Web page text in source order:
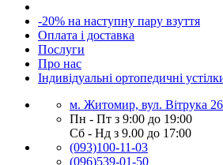
-20% на наступну пару взуття
Оплата і доставка
Послуги
Про нас
Індивідуальні ортопедичні
м. Житомир, вул. Вітрука 26
Пн - Пт з 9:00 до 19:00
Сб - Нд з 9.00 до 17:00
(093)100-11-03
(096)539-01-50